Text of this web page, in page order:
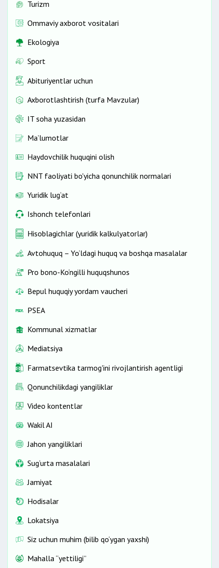
Turizm
Ommaviy axborot vositalari
Ekologiya
Sport
Abituriyentlar uchun
Axborotlashtirish (turfa Mavzular)
IT soha yuzasidan
Ma’lumotlar
Haydovchilik huquqini olish
NNT faoliyati bo'yicha qonunchilik normalari
Yuridik lug‘at
Ishonch telefonlari
Hisoblagichlar (yuridik kalkulyatorlar)
Avtohuquq – Yo‘ldagi huquq va boshqa masalalar
Pro bono-Ko‘ngilli huquqshunos
Bepul huquqiy yordam vaucheri
PSEA
Kommunal xizmatlar
Mediatsiya
Farmatsevtika tarmog'ini rivojlantirish agentligi
Qonunchilikdagi yangiliklar
Video kontentlar
Wakil AI
Jahon yangiliklari
Sug‘urta masalalari
Jamiyat
Hodisalar
Lokatsiya
Siz uchun muhim (bilib qo‘ygan yaxshi)
Mahalla “yettiligi”